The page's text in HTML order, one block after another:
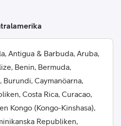
Antigua & Barbuda, Aruba,
Benin, Bermuda,
Burundi, Caymanöarna,
Costa Rica, Curacao,
Kongo (Kongo-Kinshasa),
Republiken,